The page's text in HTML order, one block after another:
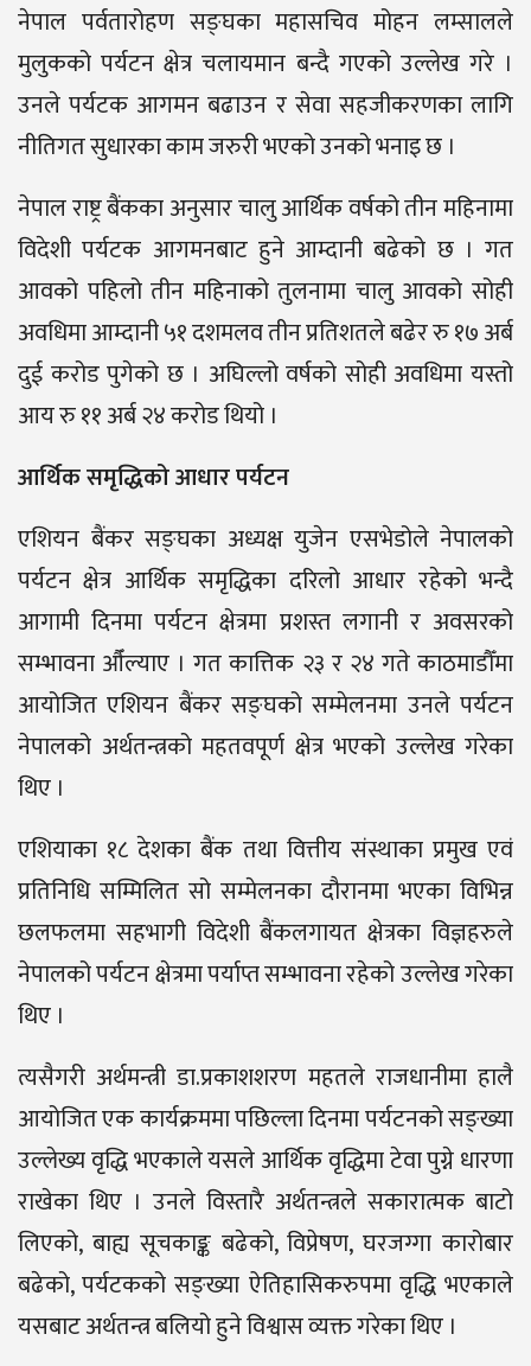
नेपाल पर्वतारोहण सङ्घका महासचिव मोहन लम्सालले
मुलुकको पर्यटन क्षेत्र चलायमान बन्दै गएको उल्लेख गरे ।
उनले पर्यटक आगमन बढाउन र सेवा सहजीकरणका लागि
नीतिगत सुधारका काम जरुरी भएको उनको भनाइ छ ।
नेपाल राष्ट्र बैंकका अनुसार चालु आर्थिक वर्षको तीन महिनामा
विदेशी पर्यटक आगमनबाट हुने आम्दानी बढेको छ । गत
आवको पहिलो तीन महिनाको तुलनामा चालु आवको सोही
अवधिमा आम्दानी ५१ दशमलव तीन प्रतिशतले बढेर रु १७ अर्ब
दुई करोड पुगेको छ । अघिल्लो वर्षको सोही अवधिमा यस्तो
आय रु ११ अर्ब २४ करोड थियो ।
आर्थिक समृद्धिको आधार पर्यटन
एशियन बैंकर सङ्घका अध्यक्ष युजेन एसभेडोले नेपालको
पर्यटन क्षेत्र आर्थिक समृद्धिका दरिलो आधार रहेको भन्दै
आगामी दिनमा पर्यटन क्षेत्रमा प्रशस्त लगानी र अवसरको
सम्भावना औँल्याए । गत कात्तिक २३ र २४ गते काठमाडौँमा
आयोजित एशियन बैंकर सङ्घको सम्मेलनमा उनले पर्यटन
नेपालको अर्थतन्त्रको महतवपूर्ण क्षेत्र भएको उल्लेख गरेका
थिए ।
एशियाका १८ देशका बैंक तथा वित्तीय संस्थाका प्रमुख एवं
प्रतिनिधि सम्मिलित सो सम्मेलनका दौरानमा भएका विभिन्न
छलफलमा सहभागी विदेशी बैंकलगायत क्षेत्रका विज्ञहरुले
नेपालको पर्यटन क्षेत्रमा पर्याप्त सम्भावना रहेको उल्लेख गरेका
थिए ।
त्यसैगरी अर्थमन्त्री डा.प्रकाशशरण महतले राजधानीमा हालै
आयोजित एक कार्यक्रममा पछिल्ला दिनमा पर्यटनको सङ्ख्या
उल्लेख्य वृद्धि भएकाले यसले आर्थिक वृद्धिमा टेवा पुग्ने धारणा
राखेका थिए । उनले विस्तारै अर्थतन्त्रले सकारात्मक बाटो
लिएको, बाह्य सूचकाङ्क बढेको, विप्रेषण, घरजग्गा कारोबार
बढेको, पर्यटकको सङ्ख्या ऐतिहासिकरुपमा वृद्धि भएकाले
यसबाट अर्थतन्त्र बलियो हुने विश्वास व्यक्त गरेका थिए ।